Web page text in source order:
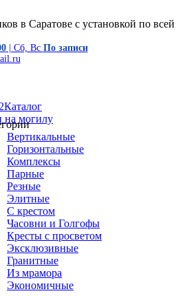
в Саратове с установкой по всей
| Сб, Вс По записи
Каталог
на могилу
Вертикальные
Горизонтальные
Комплексы
Парные
Резные
Элитные
С крестом
Часовни и Голгофы
Кресты с просветом
Эксклюзивные
Гранитные
Из мрамора
Экономичные